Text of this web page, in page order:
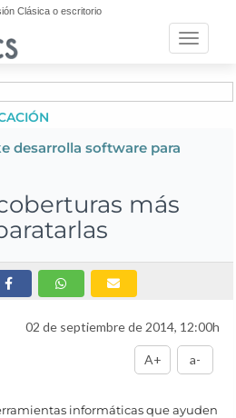
Clásica o escritorio
Toggle
desarrolla software para
más
02 de septiembre de 2014, 12:00h
A+ a-
informáticas que ayuden